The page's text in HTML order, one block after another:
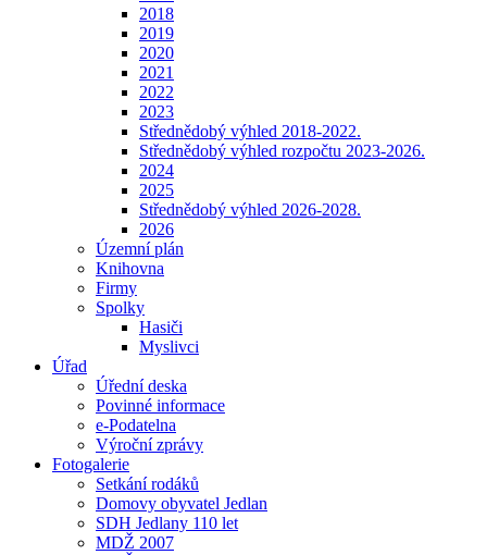
2018
2019
2020
2021
2022
2023
Střednědobý výhled 2018-2022.
Střednědobý výhled rozpočtu 2023-2026.
2024
2025
Střednědobý výhled 2026-2028.
2026
Územní plán
Knihovna
Firmy
Spolky
Hasiči
Myslivci
Úřad
Úřední deska
Povinné informace
e-Podatelna
Výroční zprávy
Fotogalerie
Setkání rodáků
Domovy obyvatel Jedlan
SDH Jedlany 110 let
MDŽ 2007